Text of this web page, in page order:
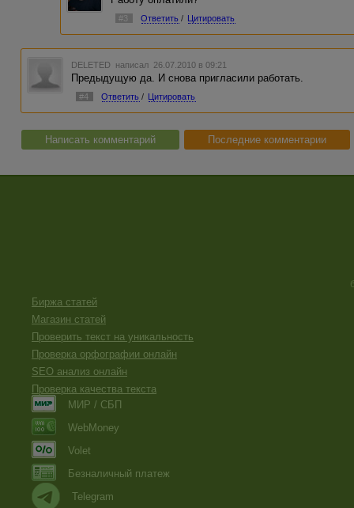
#3 Ответить / Цитировать
DELETED написал 26.07.2010 в 09:21
Предыдущую да. И снова пригласили работать.
#4 Ответить / Цитировать
Написать комментарий Последние комментарии
Биржа статей
Магазин статей
Проверить текст на уникальность
Проверка орфографии онлайн
SEO анализ онлайн
Проверка качества текста
МИР / СБП
WebMoney
Volet
Безналичный платеж
Telegram